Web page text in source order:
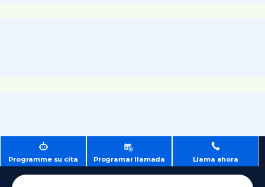
Programme su cita Programar llamada Llama ahora